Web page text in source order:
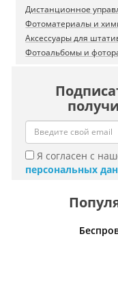
Дистанционное
Фотоматериалы и
Аксессуары для
Фотоальбомы и
Я согласен с
персональных